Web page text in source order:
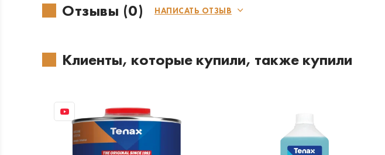
Отзывы (0) НАПИСАТЬ ОТЗЫВ
Клиенты, которые купили, также купили